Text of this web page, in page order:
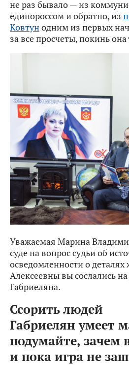
не раз бывало — из
единороссом и обратно, из
Ковтунодним из первых
за все просчеты, покинь она
Уважаемая Марина
суде на вопрос судьи об
осведомленности о
Алексеевны вы сослались
Габриеляна.
Ссорить людей
Габриелян умеет
подумайте, зачем
и пока игра не